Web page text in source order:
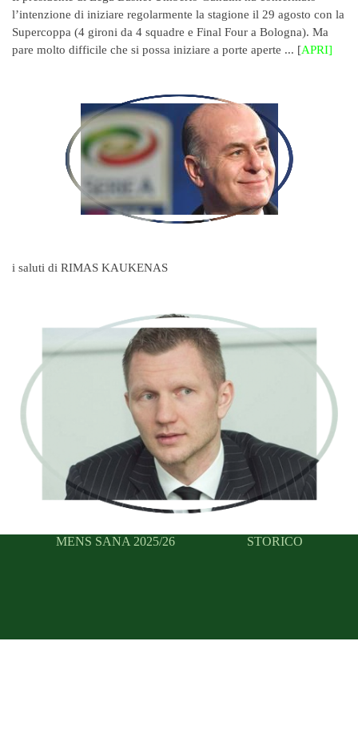
l’intenzione di iniziare regolarmente la stagione il 29 agosto con la
Supercoppa (4 gironi da 4 squadre e Final Four a Bologna). Ma
pare molto difficile che si possa iniziare a porte aperte ... [APRI]
i saluti di RIMAS KAUKENAS
MENS SANA 2025/26 STORICO